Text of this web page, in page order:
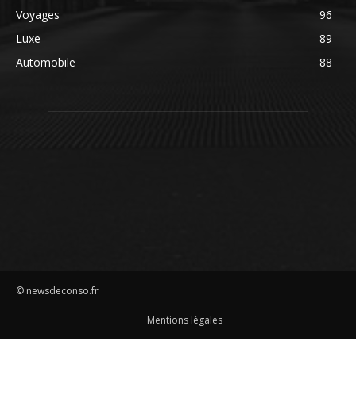
Voyages
96
Luxe
89
Automobile
88
© newsdeconso.fr
Mentions légales